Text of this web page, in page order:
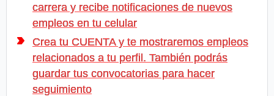
carrera y recibe notificaciones de nuevos
empleos en tu celular
Crea tu CUENTA y te mostraremos empleos
relacionados a tu perfil. También podrás
guardar tus convocatorias para hacer
seguimiento